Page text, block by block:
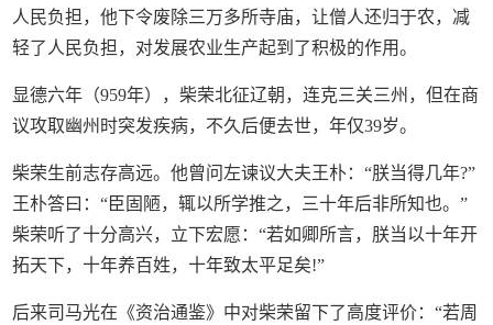
人民负担，他下令废除三万多所寺庙，让僧人还归于农，减
轻了人民负担，对发展农业生产起到了积极的作用。
显德六年（959年），柴荣北征辽朝，连克三关三州，但在商
议攻取幽州时突发疾病，不久后便去世，年仅39岁。
柴荣生前志存高远。他曾问左谏议大夫王朴：“朕当得几年?”
王朴答曰：“臣固陋，辄以所学推之，三十年后非所知也。”
柴荣听了十分高兴，立下宏愿：“若如卿所言，朕当以十年开
拓天下，十年养百姓，十年致太平足矣!”
后来司马光在《资治通鉴》中对柴荣留下了高度评价：“若周